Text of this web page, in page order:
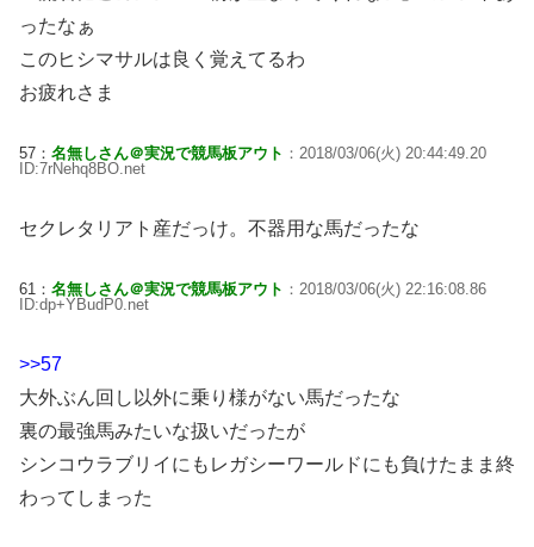
ったなぁ
このヒシマサルは良く覚えてるわ
お疲れさま
57： 名無しさん＠実況で競馬板アウト ：2018/03/06(火) 20:44:49.20
ID:7rNehq8BO.net
セクレタリアト産だっけ。不器用な馬だったな
61： 名無しさん＠実況で競馬板アウト ：2018/03/06(火) 22:16:08.86
ID:dp+YBudP0.net
>>57
大外ぶん回し以外に乗り様がない馬だったな
裏の最強馬みたいな扱いだったが
シンコウラブリイにもレガシーワールドにも負けたまま終
わってしまった